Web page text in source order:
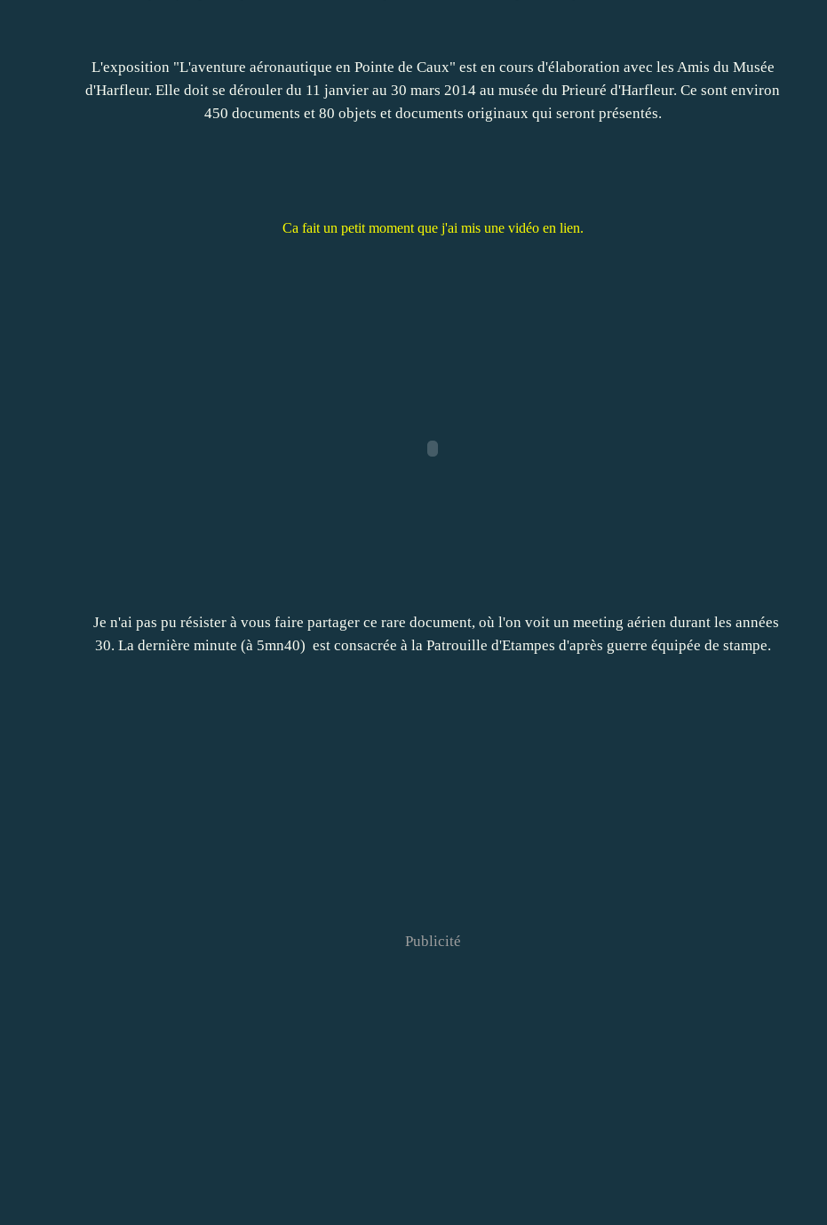
L'exposition "L'aventure aéronautique en Pointe de Caux" est en cours d'élaboration avec les Amis du Musée
d'Harfleur. Elle doit se dérouler du 11 janvier au 30 mars 2014 au musée du Prieuré d'Harfleur. Ce sont environ
450 documents et 80 objets et documents originaux qui seront présentés.
Ca fait un petit moment que j'ai mis une vidéo en lien.
Je n'ai pas pu résister à vous faire partager ce rare document, où l'on voit un meeting aérien durant les années
30. La dernière minute (à 5mn40) est consacrée à la Patrouille d'Etampes d'après guerre équipée de stampe.
Publicité